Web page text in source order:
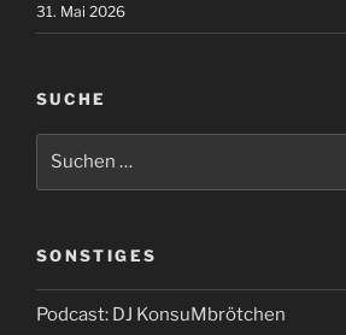
31. Mai 2026
SUCHE
SONSTIGES
Podcast: DJ KonsuMbrötchen